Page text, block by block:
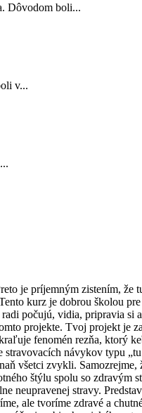
Dôvodom boli...
v...
je príjemným zistením,
kurz je dobrou školou
počujú, vidia, pripravia si
projekte. Tvoj projekt je
fenomén rezňa, ktorý
návykov typu „tu
všetci zvykli.
štýlu spolu so zdravým
neupravenej stravy.
ale tvoríme zdravé a